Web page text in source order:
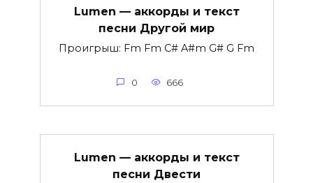
Lumen — аккорды и текст
песни Другой мир
Проигрыш: Fm Fm C# A#m G# G Fm
0 666
Lumen — аккорды и текст
песни Двести